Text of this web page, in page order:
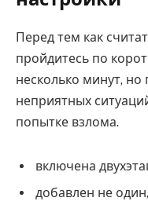
Перед тем как
пройдитесь по
несколько минут,
неприятных
попытке взлома.
включена
добавлен не